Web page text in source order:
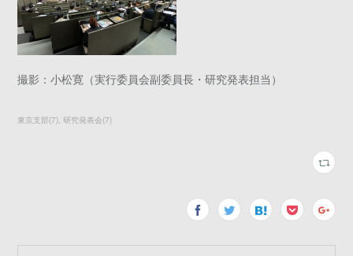
撮影：小松寛（実行委員会副委員長・研究発表担当）
東京支部(7) 研究発表会(7)